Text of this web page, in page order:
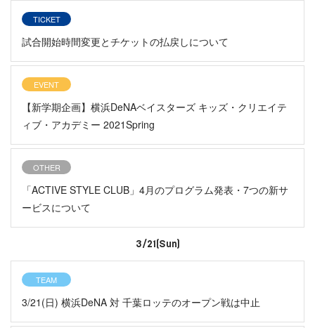
TICKET
試合開始時間変更とチケットの払戻しについて
EVENT
【新学期企画】横浜DeNAベイスターズ キッズ・クリエイテ
ィブ・アカデミー 2021Spring
OTHER
「ACTIVE STYLE CLUB」4月のプログラム発表・7つの新サ
ービスについて
3/21(Sun)
TEAM
3/21(日) 横浜DeNA 対 千葉ロッテのオープン戦は中止